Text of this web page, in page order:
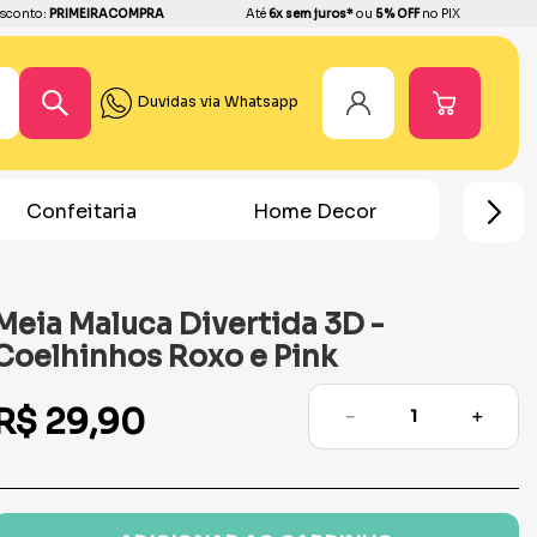
PRIMEIRACOMPRA Até6x sem juros*ou 5% OFFno PIX
Duvidas via Whatsapp
Confeitaria Home Decor Chá
Maluca Divertida 3D -
Roxo e Pink
29,90 ＋
－